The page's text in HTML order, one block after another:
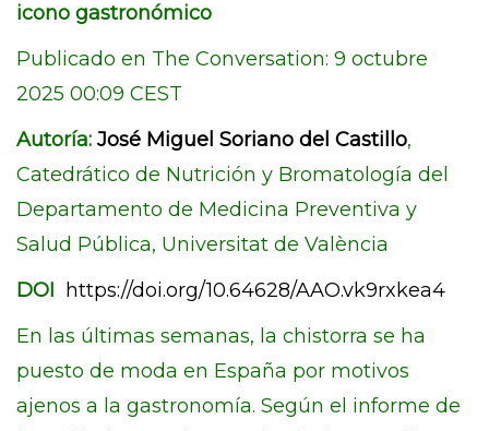
icono gastronómico
Publicado en The Conversation: 9 octubre
2025 00:09 CEST
Autoría: José Miguel Soriano del Castillo,
Catedrático de Nutrición y Bromatología del
Departamento de Medicina Preventiva y
Salud Pública, Universitat de València
DOI
https://doi.org/10.64628/AAO.vk9rxkea4
En las últimas semanas, la chistorra se ha
puesto de moda en España por motivos
ajenos a la gastronomía. Según el informe de